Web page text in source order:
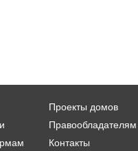
Проекты домов
Правообладателям
Контакты